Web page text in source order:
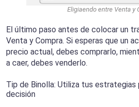
Eligiaendo entre Venta y
El último paso antes de colocar un
Venta y Compra. Si esperas que un
precio actual, debes comprarlo,
a caer, debes venderlo.
Tip de Binolla: Utiliza tus estrategias
decisión